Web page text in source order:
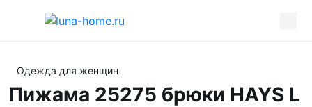
Одежда для женщин
Пижама 25275 брюки HAYS L